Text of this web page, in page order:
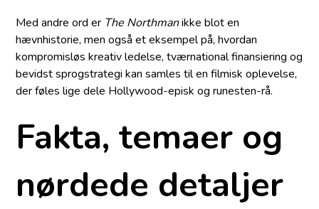
Med andre ord er The Northmanikke blot en
hævnhistorie, men også et eksempel på, hvordan
kompromisløs kreativ ledelse, tvær­national finansiering og
bevidst sprogstrategi kan samles til en filmisk oplevelse,
der føles lige dele Hollywood-episk og runesten-rå.
Fakta, temaer og
nørdede detaljer